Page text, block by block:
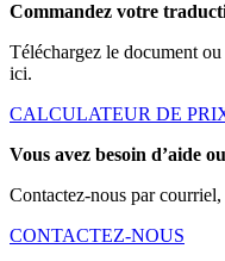
Commandez votre
Téléchargez le document
ici.
CALCULATEUR DE
Vous avez besoin d’aide
Contactez-nous par
CONTACTEZ-NOUS